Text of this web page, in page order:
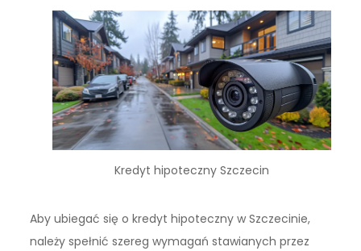
Kredyt hipoteczny Szczecin
Aby ubiegać się o kredyt hipoteczny w Szczecinie,
należy spełnić szereg wymagań stawianych przez